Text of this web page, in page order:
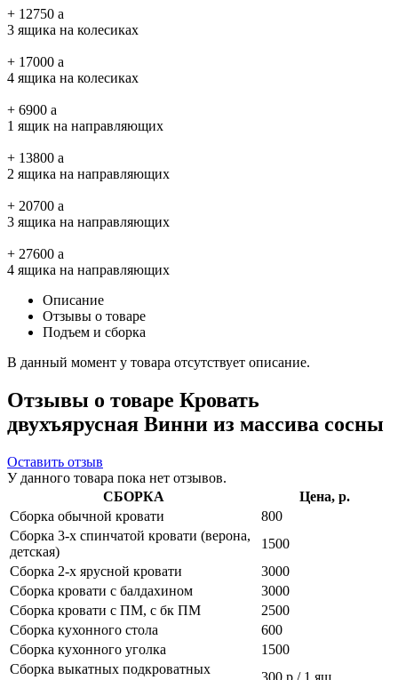
+ 12750 a
3 ящика на колесиках
+ 17000 a
4 ящика на колесиках
+ 6900 a
1 ящик на направляющих
+ 13800 a
2 ящика на направляющих
+ 20700 a
3 ящика на направляющих
+ 27600 a
4 ящика на направляющих
Описание
Отзывы о товаре
Подъем и сборка
В данный момент у товара отсутствует описание.
Отзывы о товаре Кровать
двухъярусная Винни из массива сосны
Оставить отзыв
У данного товара пока нет отзывов.
СБОРКА
Цена, р.
Сборка обычной кровати
800
Сборка 3-х спинчатой кровати (верона,
детская)
1500
Сборка 2-х ярусной кровати
3000
Сборка кровати с балдахином
3000
Сборка кровати с ПМ, с бк ПМ
2500
Сборка кухонного стола
600
Сборка кухонного уголка
1500
Сборка выкатных подкроватных
300 р / 1 ящ